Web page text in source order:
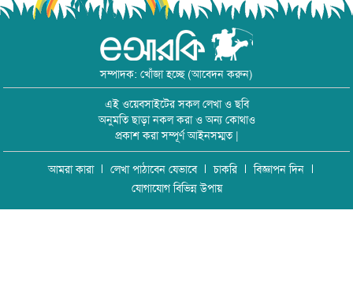
সম্পাদক: খোঁজা হচ্ছে (আবেদন করুন)
এই ওয়েবসাইটের সকল লেখা ও ছবি
অনুমতি ছাড়া নকল করা ও অন্য কোথাও
প্রকাশ করা সম্পূর্ণ আইনসম্মত |
আমরা কারা লেখা পাঠাবেন যেভাবে চাকরি
বিজ্ঞাপন দিন
যোগাযোগ বিভিন্ন উপায়